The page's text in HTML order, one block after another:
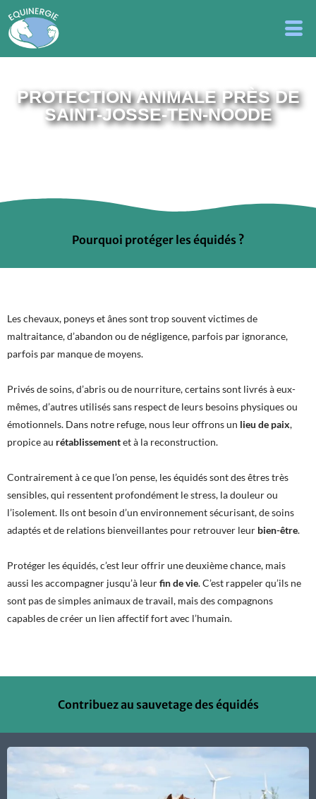
PROTECTION ANIMALE PRÈS DE
SAINT-JOSSE-TEN-NOODE
Pourquoi protéger les équidés ?
Les chevaux, poneys et ânes sont trop souvent victimes de
maltraitance, d’abandon ou de négligence, parfois par ignorance,
parfois par manque de moyens.
Privés de soins, d’abris ou de nourriture, certains sont livrés à eux-
mêmes, d’autres utilisés sans respect de leurs besoins physiques ou
émotionnels. Dans notre refuge, nous leur offrons un lieu de paix,
propice au rétablissementet à la reconstruction.
Contrairement à ce que l’on pense, les équidés sont des êtres très
sensibles, qui ressentent profondément le stress, la douleur ou
l’isolement. Ils ont besoin d’un environnement sécurisant, de soins
adaptés et de relations bienveillantes pour retrouver leur bien-être.
Protéger les équidés, c’est leur offrir une deuxième chance, mais
aussi les accompagner jusqu’à leurfin de vie. C’est rappeler qu’ils ne
sont pas de simples animaux de travail, mais des compagnons
capables de créer un lien affectif fort avec l’humain.
Contribuez au sauvetage des équidés